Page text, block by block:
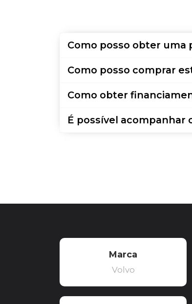
Como posso obter uma
Como posso comprar
Como obter
É possível acompanhar
Marca
Volvo